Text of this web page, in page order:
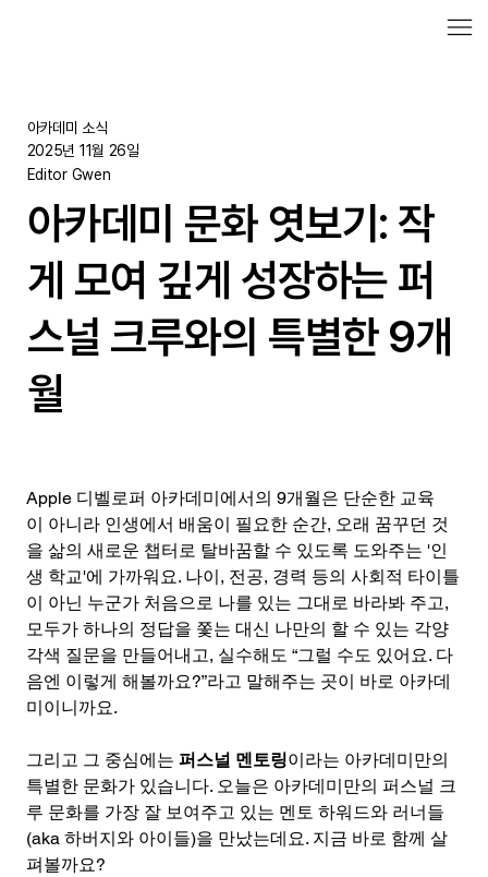
아카데미 소식
2025년 11월 26일
Editor Gwen
아카데미 문화 엿보기: 작
게 모여 깊게 성장하는 퍼
스널 크루와의 특별한 9개
월
Apple 디벨로퍼 아카데미에서의 9개월은 단순한 교육
이 아니라 인생에서 배움이 필요한 순간, 오래 꿈꾸던 것
을 삶의 새로운 챕터로 탈바꿈할 수 있도록 도와주는 '인
생 학교'에 가까워요. 나이, 전공, 경력 등의 사회적 타이틀
이 아닌 누군가 처음으로 나를 있는 그대로 바라봐 주고,
모두가 하나의 정답을 쫓는 대신 나만의 할 수 있는 각양
각색 질문을 만들어내고, 실수해도 “그럴 수도 있어요. 다
음엔 이렇게 해볼까요?”라고 말해주는 곳이 바로 아카데
미이니까요.
그리고 그 중심에는 퍼스널 멘토링이라는 아카데미만의
특별한 문화가 있습니다. 오늘은 아카데미만의 퍼스널 크
루 문화를 가장 잘 보여주고 있는 멘토 하워드와 러너들
(aka 하버지와 아이들)을 만났는데요. 지금 바로 함께 살
펴볼까요?